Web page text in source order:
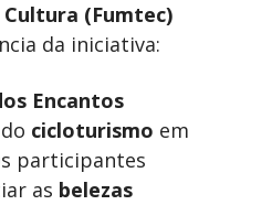
(Fumtec)
da iniciativa:
Encantos
cicloturismo em
participantes
as belezas